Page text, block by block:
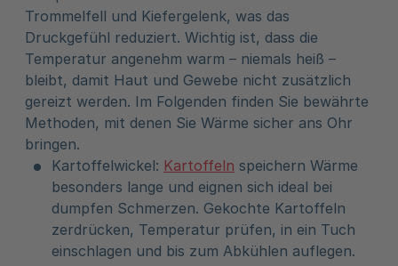
Trommelfell und Kiefergelenk, was das
Druckgefühl reduziert. Wichtig ist, dass die
Temperatur angenehm warm – niemals heiß –
bleibt, damit Haut und Gewebe nicht zusätzlich
gereizt werden. Im Folgenden finden Sie bewährte
Methoden, mit denen Sie Wärme sicher ans Ohr
bringen.
Kartoffelwickel: Kartoffeln speichern Wärme
besonders lange und eignen sich ideal bei
dumpfen Schmerzen. Gekochte Kartoffeln
zerdrücken, Temperatur prüfen, in ein Tuch
einschlagen und bis zum Abkühlen auflegen.